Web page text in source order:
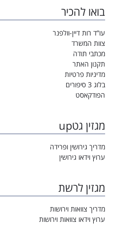
בואו להכיר
עו”ד רות דיין-וולפנר
צוות המשרד
מכתבי תודה
תקנון האתר
מדיניות פרטיות
בלוג 3 סיפורים
הפודקאסט
מגזין גטup
מדריך גירושין ופרידה
ערוץ וידאו גירושין
מגזין לרשת
מדריך צוואות וירושות
ערוץ וידאו צוואות וירושות